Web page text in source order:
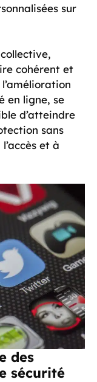
sur
cohérent et
en ligne, se
d’atteindre
sans
et à
des
sécurité